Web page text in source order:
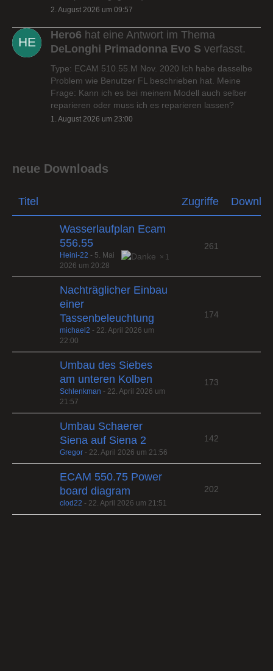
2. August 2026 um 09:57
Hero6 hat eine Antwort im Thema
DeLonghi Primadonna Evo S verfasst.
Type: ECAM 510.55.M Nov. 2020 Ich habe dasselbe
Problem wie Benutzer FL beschrieben hat. Meine
Frage: Kann ich es bei meinem Modell auch selber
reparieren oder muss ich es reparieren lassen?
1. August 2026 um 23:00
neue Downloads
Titel Zugriffe
Wasserlaufplan Ecam
556.55
1
Heini-22 - 5. Mai
2026 um 20:28
261
Nachträglicher Einbau
einer
Tassenbeleuchtung
michael2 - 22. April 2026 um
22:00
174
Umbau des Siebes
am unteren Kolben
Schlenkman - 22. April 2026 um
21:57
173
Umbau Schaerer
Siena auf Siena 2
Gregor - 22. April 2026 um 21:56
142
ECAM 550.75 Power
board diagram
clod22 - 22. April 2026 um 21:51
202